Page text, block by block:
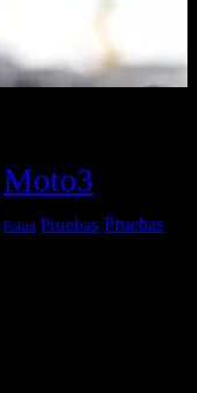
Moto3
Polini Pruebas Pruebas